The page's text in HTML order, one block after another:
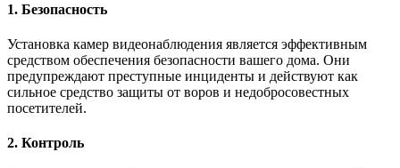
1. Безопасность
Установка камер видеонаблюдения является эффективным
средством обеспечения безопасности вашего дома. Они
предупреждают преступные инциденты и действуют как
сильное средство защиты от воров и недобросовестных
посетителей.
2. Контроль